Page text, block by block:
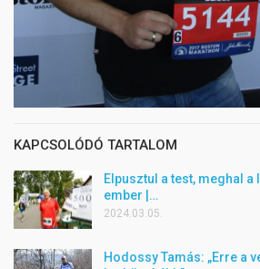
KAPCSOLÓDÓ TARTALOM
Elpusztul a test, meghal
ember |…
2024.03.05.
Hodossy Tamás: „Erre a